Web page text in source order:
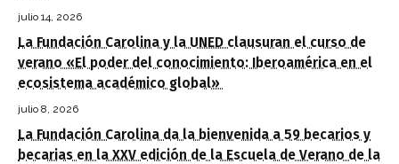
julio 14, 2026
La Fundación Carolina y la UNED clausuran el curso de
verano «El poder del conocimiento: Iberoamérica en el
ecosistema académico global»
julio 8, 2026
La Fundación Carolina da la bienvenida a 59 becarios y
becarias en la XXV edición de la Escuela de Verano de la